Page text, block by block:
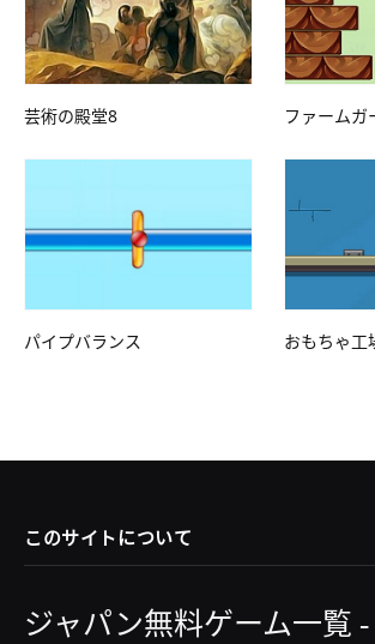
芸術の殿堂8 ファームガ
パイプバランス おもちゃ工
このサイトについて
ジャパン無料ゲーム一覧 -